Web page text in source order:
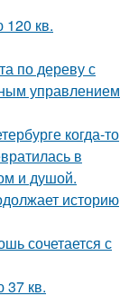
120 кв.
по дереву с
управлением
когда-то
в
и душой.
историю
сочетается с
37 кв.